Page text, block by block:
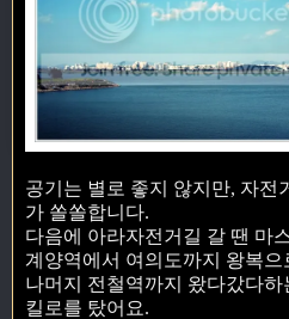
공기는 별로 좋지 않지만, 자전
가 쏠쏠합니다.
다음에 아라자전거길 갈 땐 마
계양역에서 여의도까지 왕복으
나머지 전철역까지 왔다갔다
킬로를 탔어요.